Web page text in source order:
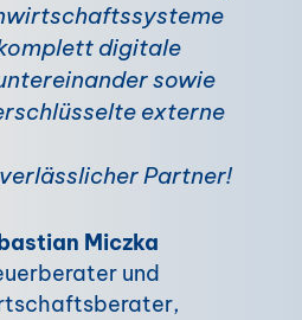
digitale
sowie
externe
Partner!
Miczka
und